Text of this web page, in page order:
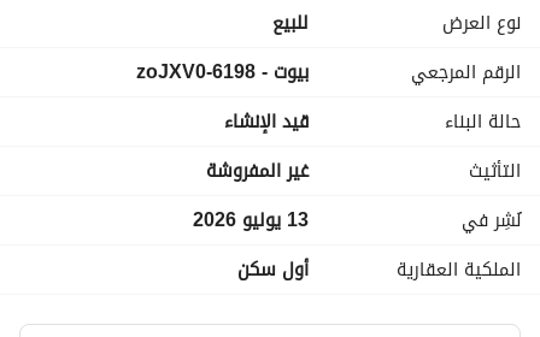
نوع العرض
للبيع
الرقم المرجعي
بيوت - 6198-zoJXV0
حالة البناء
قيد الإنشاء
التأثيث
غير المفروشة
نُشِر في
13 يوليو 2026
الملكية العقارية
أول سكن